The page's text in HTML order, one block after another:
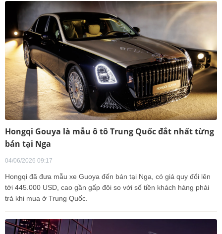
Hongqi Gouya là mẫu ô tô Trung Quốc đắt nhất từng
bán tại Nga
04/06/2026 09:17
Hongqi đã đưa mẫu xe Guoya đến bán tại Nga, có giá quy đổi lên
tới 445.000 USD, cao gần gấp đôi so với số tiền khách hàng phải
trả khi mua ở Trung Quốc.